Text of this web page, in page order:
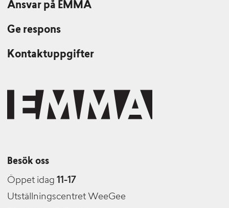
Ansvar på EMMA
Ge respons
Kontaktuppgifter
Besök oss
Öppet idag 11-17
Utställningscentret WeeGee